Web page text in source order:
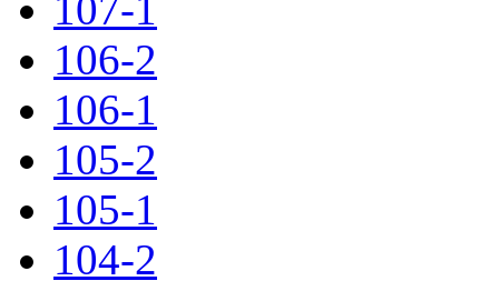
106-2
106-1
105-2
105-1
104-2